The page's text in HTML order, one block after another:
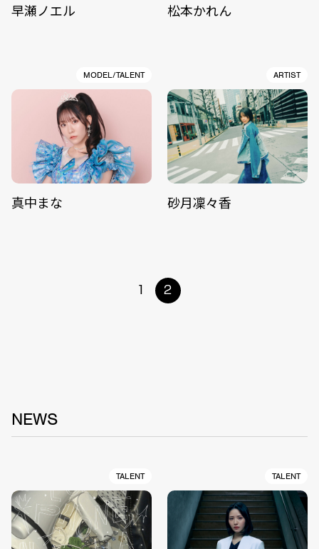
早瀬ノエル 松本かれん
MODEL/TALENT
真中まな
ARTIST
砂月凜々香
1 2
NEWS
TALENT TALENT